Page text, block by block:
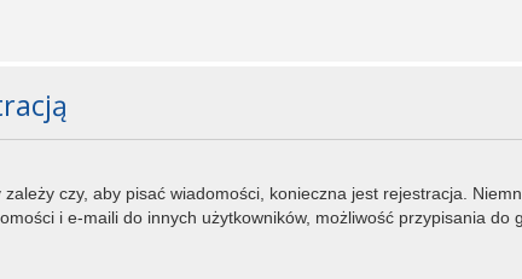
czy, aby pisać wiadomości, konieczna jest rejestracja.
i e-maili do innych użytkowników, możliwość przypisania